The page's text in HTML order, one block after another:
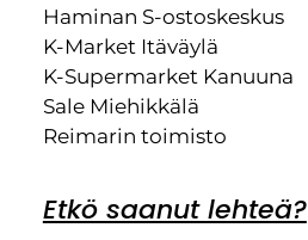
Haminan S-ostoskeskus
K-Market Itäväylä
K-Supermarket Kanuuna
Sale Miehikkälä
Reimarin toimisto
Etkö saanut lehteä?